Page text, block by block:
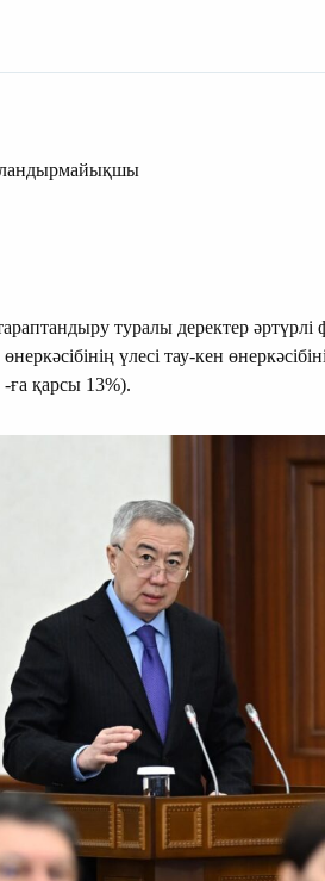
туралы деректер әртүрлі
үлесі тау-кен
ға қарсы 13%).